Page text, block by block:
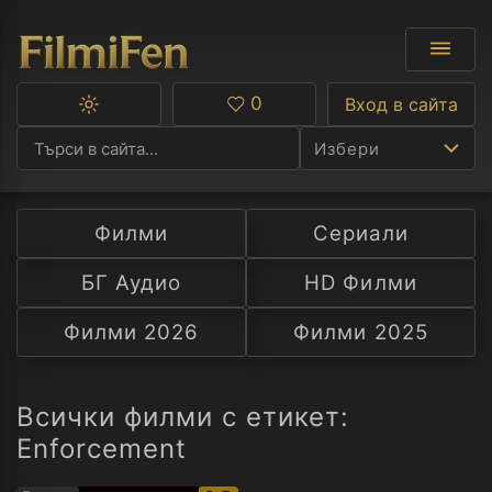
Избери
Ф
С
А
Превключване
тъмна
тема
Любими
0 Вход в сайта
Филми
Сериали
БГ Аудио
HD Филми
Филми 2026
Филми 2025
Всички филми с етикет:
Enforcement